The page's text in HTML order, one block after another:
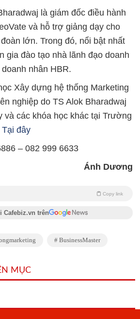
là giám đốc điều hành
và hỗ trợ giảng dạy cho
lớn. Trong đó, nổi bật nhất
gia đào tạo nhà lãnh đạo doanh
nhân HBR.
Xây dựng hệ thống Marketing
nghiệp do TS Alok Bharadwaj
và các khóa học khác tại Trường
Tại đây
– 082 999 6633
Ánh Dương
Copy link
Cafebiz.vn trên
BusinessMaster
MỤC